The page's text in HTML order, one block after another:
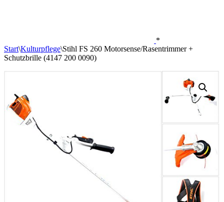
*
Start\Kulturpflege\Stihl FS 260 Motorsense/Rasentrimmer +
Schutzbrille (4147 200 0090)